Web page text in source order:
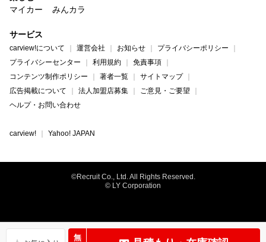
無
マイカー
みんカラ
サービス
carview!について 運営会社 お知らせ
プライバシーポリシー
プライバシーセンター
利用規約
免責事項
コンテンツ制作ポリシー
著者一覧
サイトマップ
広告掲載について
法人加盟店募集
ご意見・ご要望
ヘルプ・お問い合わせ
carview! Yahoo! JAPAN
©Recruit Co., Ltd. All Rights Reserved.
© LY Corporation